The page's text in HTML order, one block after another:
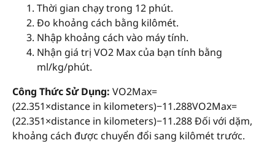
Thời gian chạy trong 12 phút.
Đo khoảng cách bằng kilômét.
Nhập khoảng cách vào máy tính.
Nhận giá trị VO2 Max của bạn tính bằng
ml/kg/phút.
Công Thức Sử Dụng: VO2Max=
(22.351×distance in kilometers)−11.288VO2Max=
(22.351×distance in kilometers)−11.288Đối với dặm,
khoảng cách được chuyển đổi sang kilômét trước.